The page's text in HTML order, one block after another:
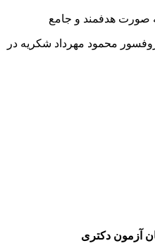
محمود مهرداد شکریه در
آزمون دکتری